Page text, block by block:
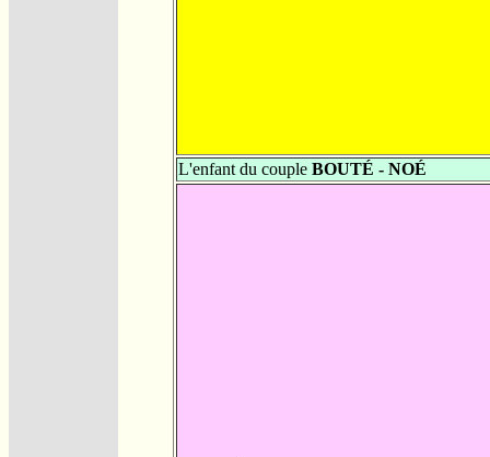
L'enfant du couple BOUTÉ - NOÉ